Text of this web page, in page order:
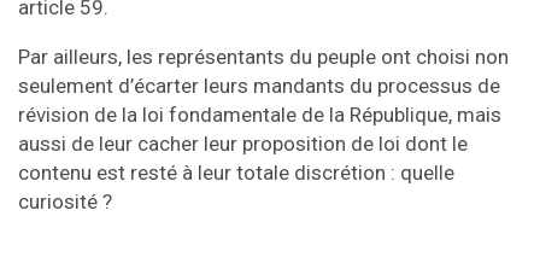
article 59.
Par ailleurs, les représentants du peuple ont choisi non
seulement d’écarter leurs mandants du processus de
révision de la loi fondamentale de la République, mais
aussi de leur cacher leur proposition de loi dont le
contenu est resté à leur totale discrétion : quelle
curiosité ?